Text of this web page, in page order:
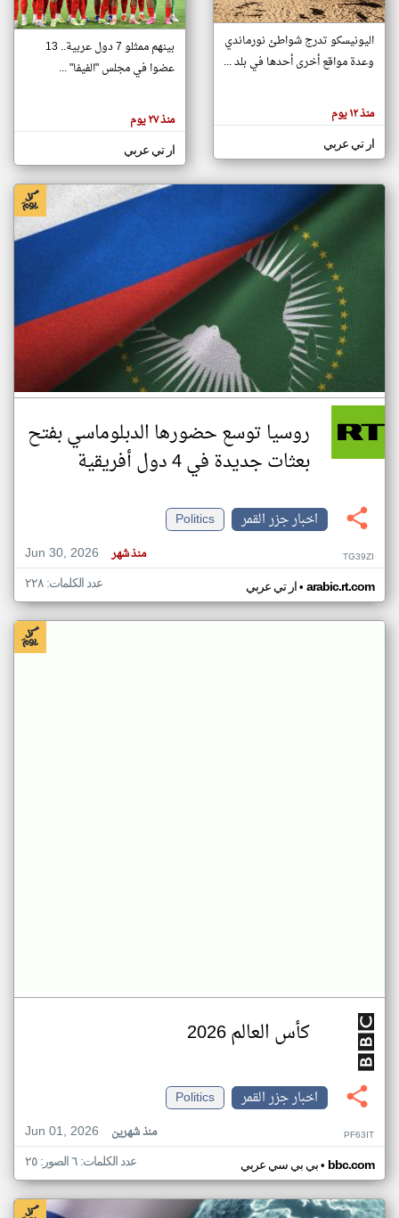
تغيير الدولة
اخبار جزر القمر على مدار الساعة
أهم اخبار جزر القمر العاجلة والمباشرة
هنا عن
وجهة
كاتبيها.
اليونيسكو تدرج شواطئ نورماندي
وعدة مواقع أخرى أحدها في بلد ...
منذ ١٢ يوم
ار تي عربي
بينهم ممثلو 7 دول عربية.. 13
عضوا في مجلس "الفيفا" ...
منذ ٢٧ يوم
ار تي عربي
روسيا توسع حضورها الدبلوماسي بفتح
بعثات جديدة في 4 دول أفريقية
اخبار جزر القمر
Politics
Jun 30, 2026
منذ شهر TG39ZI
ار تي عربي• arabic.rt.com عدد الكلمات: ٢٢٨
كأس العالم 2026
اخبار جزر القمر
Politics
Jun 01, 2026
منذ شهرين PF63IT
بي بي سي عربي• bbc.com عدد الكلمات: ٦ الصور: ٢٥
klyoum.com